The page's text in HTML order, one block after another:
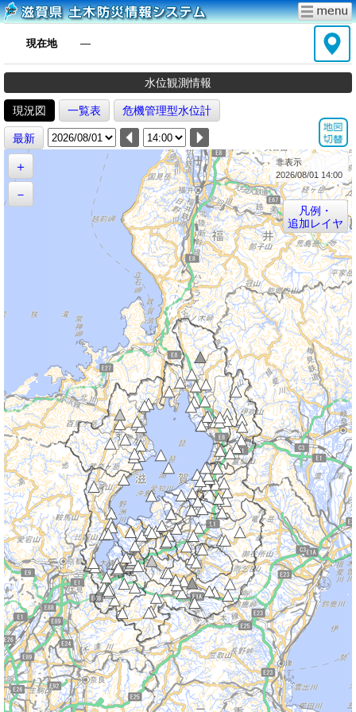
現在地 ―
水位観測情報
現況図 一覧表 危機管理型水位計
最新
＋
－
非表示
2026/08/01 14:00
凡例・
追加レイヤ